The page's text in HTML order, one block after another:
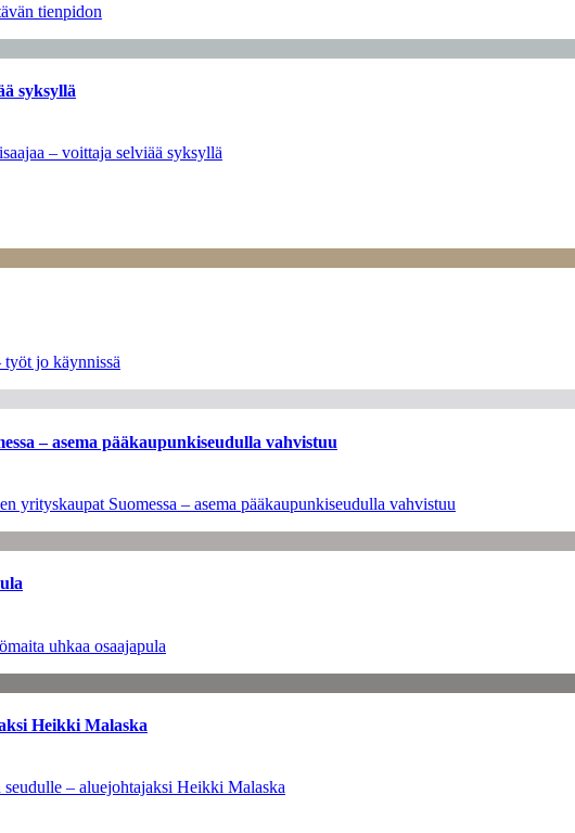
tienpidon
syksyllä
– voittaja selviää syksyllä
jo käynnissä
– asema pääkaupunkiseudulla vahvistuu
yrityskaupat Suomessa – asema pääkaupunkiseudulla vahvistuu
uhkaa osaajapula
Heikki Malaska
– aluejohtajaksi Heikki Malaska